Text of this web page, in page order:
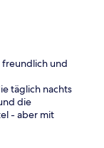
freundlich und
täglich nachts
die
- aber mit
- der Müll den